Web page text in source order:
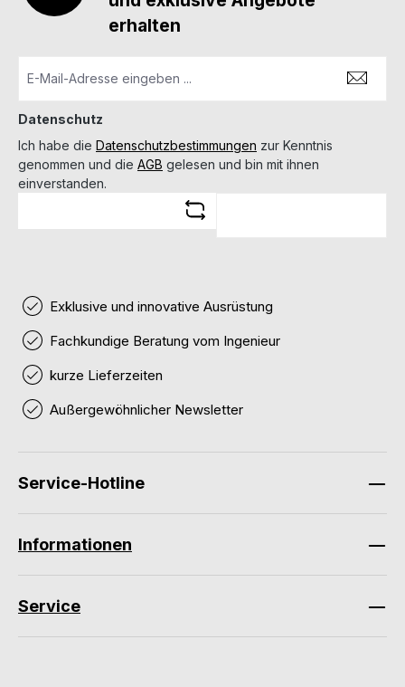
erhalten
Datenschutz
Ich habe die Datenschutzbestimmungen zur Kenntnis
genommen und die AGB gelesen und bin mit ihnen
einverstanden.
Exklusive und innovative Ausrüstung
Fachkundige Beratung vom Ingenieur
kurze Lieferzeiten
Außergewöhnlicher Newsletter
Service-Hotline
Informationen
Service